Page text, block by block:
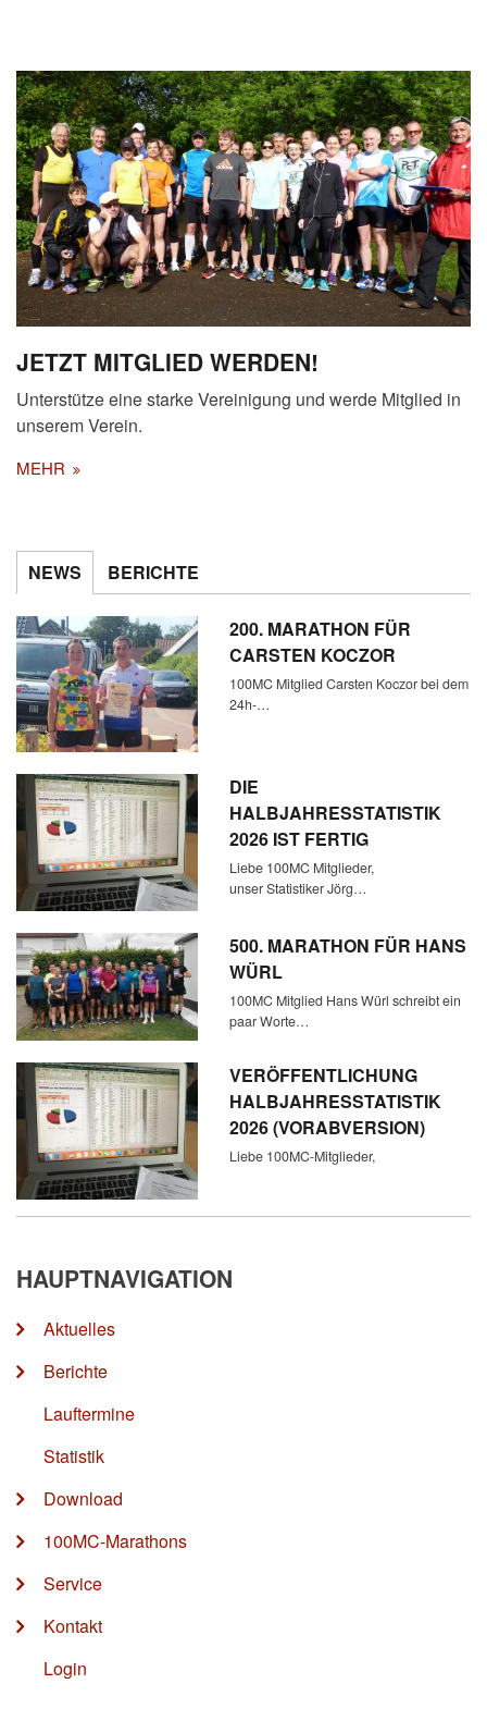
JETZT MITGLIED WERDEN!
Unterstütze eine starke Vereinigung und werde Mitglied in
unserem Verein.
MEHR
NEWS BERICHTE
200. MARATHON FÜR
CARSTEN KOCZOR
100MC Mitglied Carsten Koczor bei dem
24h-…
DIE
HALBJAHRESSTATISTIK
2026 IST FERTIG
Liebe 100MC Mitglieder,
unser Statistiker Jörg…
500. MARATHON FÜR HANS
WÜRL
100MC Mitglied Hans Würl schreibt ein
paar Worte…
VERÖFFENTLICHUNG
HALBJAHRESSTATISTIK
2026 (VORABVERSION)
Liebe 100MC-Mitglieder,
HAUPTNAVIGATION
Aktuelles
Berichte
Lauftermine
Statistik
Download
100MC-Marathons
Service
Kontakt
Login